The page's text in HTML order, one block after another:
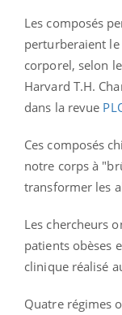
Les composés
perturberaient
corporel, selon
Harvard T.H.
dans la revue
Ces composés
notre corps à
transformer les
Les chercheurs
patients obèses
clinique réalisé
Quatre régimes